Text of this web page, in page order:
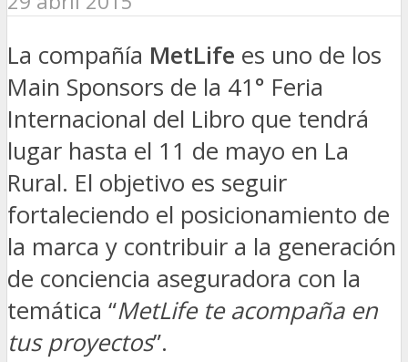
La compañía MetLife es uno de los
Main Sponsors de la 41° Feria
Internacional del Libro que tendrá
lugar hasta el 11 de mayo en La
Rural. El objetivo es seguir
fortaleciendo el posicionamiento de
la marca y contribuir a la generación
de conciencia aseguradora con la
temática “MetLife te acompaña en
tus proyectos”.